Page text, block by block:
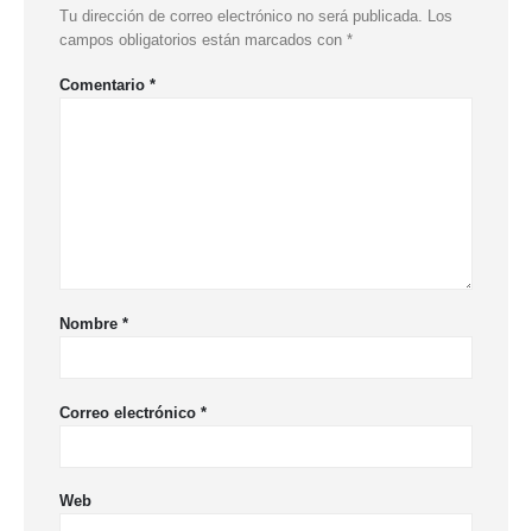
Tu dirección de correo electrónico no será publicada.
Los
campos obligatorios están marcados con *
Comentario *
Nombre *
Correo electrónico *
Web